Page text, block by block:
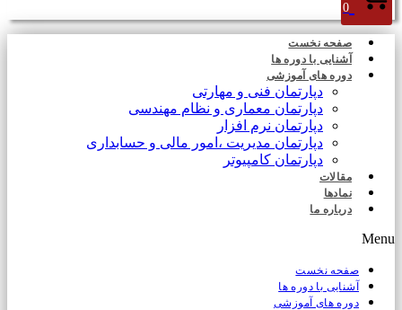
0
صفحه نخست
آشنایی با دوره ها
دوره های آموزشی
دپارتمان فنی و مهارتی
دپارتمان معماری و نظام مهندسی
دپارتمان نرم افزار
دپارتمان مدیریت ،امور مالی و حسابداری
دپارتمان کامپیوتر
مقالات
نمادها
درباره ما
Menu
صفحه نخست
آشنایی با دوره ها
دوره های آموزشی